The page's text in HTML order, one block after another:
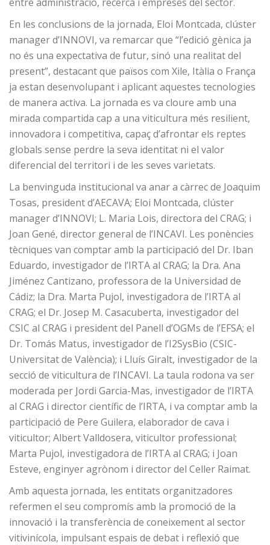
En les conclusions de la jornada, Eloi Montcada, clúster
manager d’INNOVI, va remarcar que “l’edició gènica ja
no és una expectativa de futur, sinó una realitat del
present”, destacant que països com Xile, Itàlia o França
ja estan desenvolupant i aplicant aquestes tecnologies
de manera activa. La jornada es va cloure amb una
mirada compartida cap a una viticultura més resilient,
innovadora i competitiva, capaç d’afrontar els reptes
globals sense perdre la seva identitat ni el valor
diferencial del territori i de les seves varietats.
La benvinguda institucional va anar a càrrec de Joaquim
Tosas, president d’AECAVA; Eloi Montcada, clúster
manager d’INNOVI; L. Maria Lois, directora del CRAG; i
Joan Gené, director general de l’INCAVI. Les ponències
tècniques van comptar amb la participació del Dr. Iban
Eduardo, investigador de l’IRTA al CRAG; la Dra. Ana
Jiménez Cantizano, professora de la Universidad de
Cádiz; la Dra. Marta Pujol, investigadora de l’IRTA al
CRAG; el Dr. Josep M. Casacuberta, investigador del
CSIC al CRAG i president del Panell d’OGMs de l’EFSA; el
Dr. Tomás Matus, investigador de l’I2SysBio (CSIC-
Universitat de València); i Lluís Giralt, investigador de la
secció de viticultura de l’INCAVI. La taula rodona va ser
moderada per Jordi Garcia-Mas, investigador de l’IRTA
al CRAG i director científic de l’IRTA, i va comptar amb la
participació de Pere Guilera, elaborador de cava i
viticultor; Albert Valldosera, viticultor professional;
Marta Pujol, investigadora de l’IRTA al CRAG; i Joan
Esteve, enginyer agrònom i director del Celler Raimat.
Amb aquesta jornada, les entitats organitzadores
refermen el seu compromís amb la promoció de la
innovació i la transferència de coneixement al sector
vitivinícola, impulsant espais de debat i reflexió que